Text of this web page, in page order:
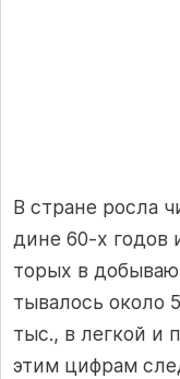
В стра­не рос­ла
ди­не 60-х го­дов
то­рых в
ты­ва­лось око­ло
тыс., в лег­кой и
этим циф­рам